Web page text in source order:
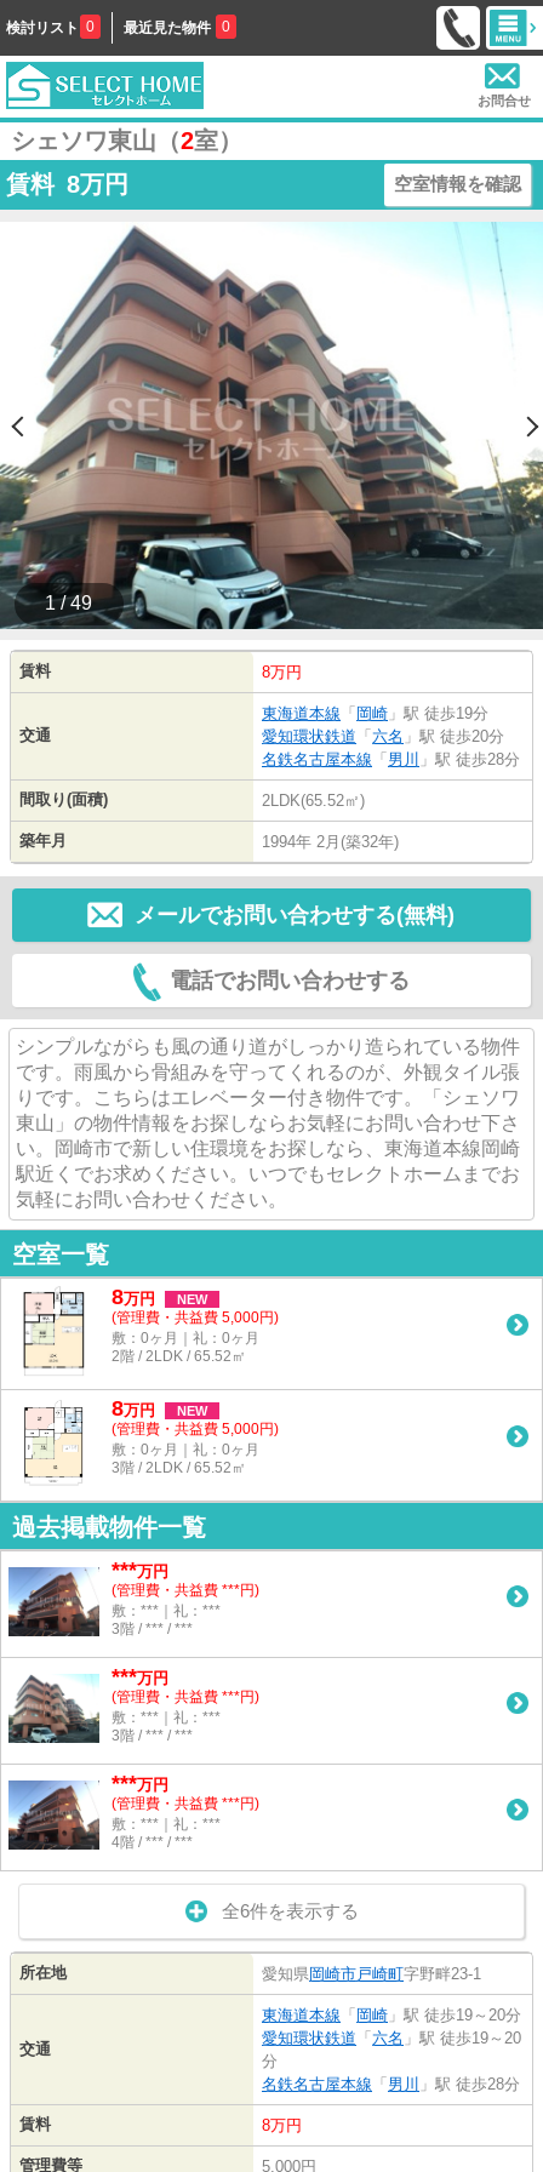
検討リスト 0 最近見た物件 0
お問合せ
シェソワ東山（2室）
賃料 8万円 空室情報を確認
1 / 49
賃料 8万円
交通
東海道本線 「 岡崎 」駅 徒歩19分
愛知環状鉄道 「 六名 」駅 徒歩20分
名鉄名古屋本線 「 男川 」駅 徒歩28分
間取り(面積) 2LDK(65.52㎡)
築年月 1994年 2月(築32年)
メールでお問い合わせする(無料)
電話でお問い合わせする
シンプルながらも風の通り道がしっかり造られている物件
です。雨風から骨組みを守ってくれるのが、外観タイル張
りです。こちらはエレベーター付き物件です。「シェソワ
東山」の物件情報をお探しならお気軽にお問い合わせ下さ
い。岡崎市で新しい住環境をお探しなら、東海道本線岡崎
駅近くでお求めください。いつでもセレクトホームまでお
気軽にお問い合わせください。
空室一覧
8万円 NEW
(管理費・共益費 5,000円)
敷：0ヶ月｜礼：0ヶ月
2階 / 2LDK / 65.52㎡
8万円 NEW
(管理費・共益費 5,000円)
敷：0ヶ月｜礼：0ヶ月
3階 / 2LDK / 65.52㎡
過去掲載物件一覧
***万円
(管理費・共益費 ***円)
敷：***｜礼：***
3階 / *** / ***
***万円
(管理費・共益費 ***円)
敷：***｜礼：***
3階 / *** / ***
***万円
(管理費・共益費 ***円)
敷：***｜礼：***
4階 / *** / ***
全6件を表示する
所在地 愛知県岡崎市戸崎町字野畔23-1
交通
東海道本線 「 岡崎 」駅 徒歩19～20分
愛知環状鉄道 「 六名 」駅 徒歩19～20
分
名鉄名古屋本線 「 男川 」駅 徒歩28分
賃料 8万円
管理費等 5,000円